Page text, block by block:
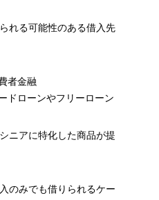
れる可能性のある借入先
者金融
ドローンやフリーローン
ニアに特化した商品が提
のみでも借りられるケー